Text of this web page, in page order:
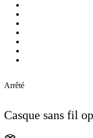
Arrêté
Casque sans fil